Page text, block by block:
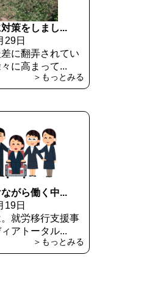
策をしまし...
29日
に翻弄されてい
に高まって...
＞もっとみる
がら働く中...
19日
就労移行支援事
アトータル...
＞もっとみる